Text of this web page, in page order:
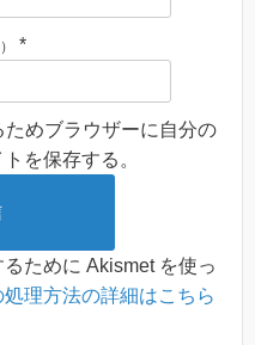
*
めブラウザーに自分の
を保存する。
ために Akismet を使っ
理方法の詳細はこちら